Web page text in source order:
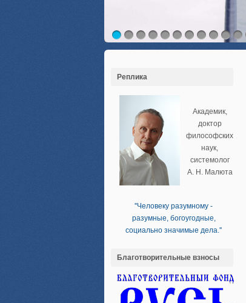
Реплика
Академик,
доктор
философских
наук,
системолог
А. Н. Малюта
''Человеку разумному -
разумные, богоугодные,
социально значимые дела.''
Благотворительные взносы